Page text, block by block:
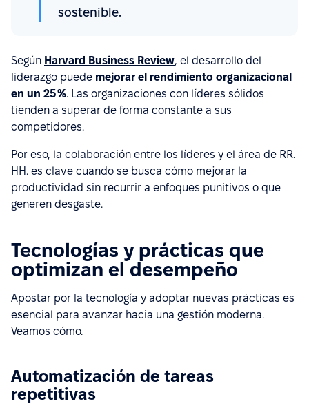
sostenible.
Según Harvard Business Review, el desarrollo del
liderazgo puede mejorar el rendimiento organizacional
en un 25 %. Las organizaciones con líderes sólidos
tienden a superar de forma constante a sus
competidores.
Por eso, la colaboración entre los líderes y el área de RR.
HH. es clave cuando se busca cómo mejorar la
productividad sin recurrir a enfoques punitivos o que
generen desgaste.
Tecnologías y prácticas que
optimizan el desempeño
Apostar por la tecnología y adoptar nuevas prácticas es
esencial para avanzar hacia una gestión moderna.
Veamos cómo.
Automatización de tareas
repetitivas